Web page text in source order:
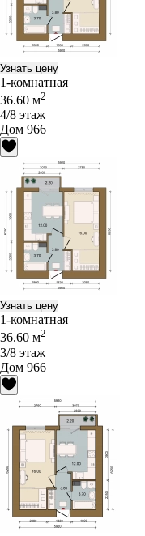
Узнать цену
1-комнатная
36.60 м2
4/8 этаж
Дом 966
Узнать цену
1-комнатная
36.60 м2
3/8 этаж
Дом 966